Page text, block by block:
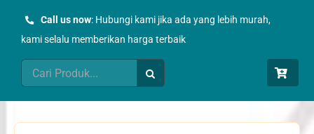
Call us now: Hubungi kami jika ada yang lebih murah,
kami selalu memberikan harga terbaik
Search
for: